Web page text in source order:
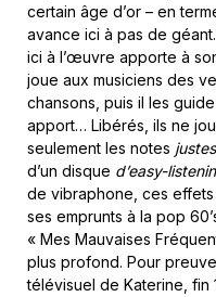
certain âge d’or – en
avance ici à pas de
ici à l’œuvre apporte à
joue aux musiciens des
chansons, puis il les
apport… Libérés, ils ne
seulement les notes justes
d’un disque d’easy-
de vibraphone, ces
ses emprunts à la pop
« Mes Mauvaises
plus profond. Pour
télévisuel de Katerine, fin